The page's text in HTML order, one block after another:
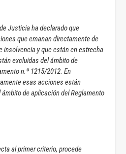
Justicia ha declarado que
que emanan directamente de
insolvencia y que están en estrecha
excluidas del ámbito de
n.º 1215/2012. En
esas acciones están
de aplicación del Reglamento
al primer criterio, procede